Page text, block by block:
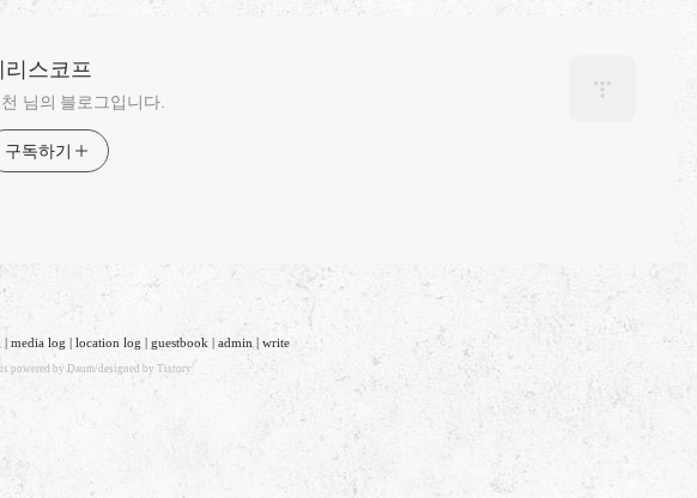
리스코프
님의 블로그입니다.
구독하기
| media log | location log | guestbook | admin | write
powered by Daum/designed by Tistory